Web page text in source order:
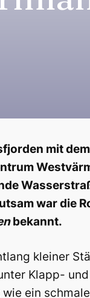
mit
war die
bekannt.
kleiner
Klapp-
ein